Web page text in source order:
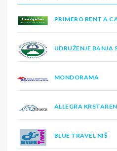
PRIMERO RENT A
UDRUŽENJE BANJA
MONDORAMA
ALLEGRA
BLUE TRAVEL NIŠ